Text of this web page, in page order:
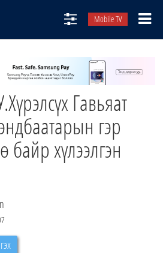
Mobile TV
Гавьяат
гэр
байр хүлээлгэн